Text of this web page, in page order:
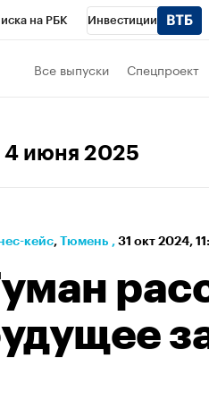
на РБК Инвестиции
Все выпуски Спецпроект
4 июня 2025
кейс⁠, Тюмень , 31 окт 2024,